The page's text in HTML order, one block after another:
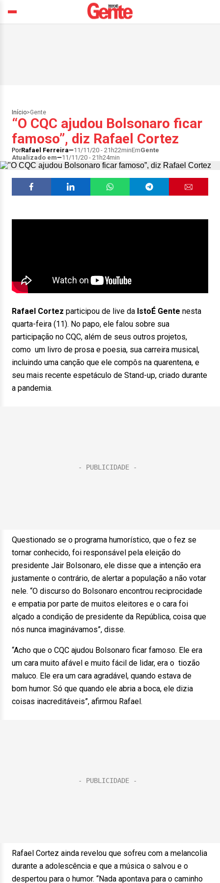
Início>Gente
“O CQC ajudou Bolsonaro ficar
famoso”, diz Rafael Cortez
PorRafael Ferreira 11/11/20 - 21h22minEmGente
Atualizado em
11/11/20 - 21h24min
Rafael Cortez participou de live da IstoÉ Gente nesta
quarta-feira (11). No papo, ele falou sobre sua
participação no CQC, além de seus outros projetos,
como um livro de prosa e poesia, sua carreira musical,
incluindo uma canção que ele compôs na quarentena, e
seu mais recente espetáculo de Stand-up, criado durante
a pandemia.
Questionado se o programa humorístico, que o fez se
tornar conhecido, foi responsável pela eleição do
presidente Jair Bolsonaro, ele disse que a intenção era
justamente o contrário, de alertar a população a não votar
nele. “O discurso do Bolsonaro encontrou reciprocidade
e empatia por parte de muitos eleitores e o cara foi
alçado a condição de presidente da República, coisa que
nós nunca imaginávamos”, disse.
“Acho que o CQC ajudou Bolsonaro ficar famoso. Ele era
um cara muito afável e muito fácil de lidar, era o tiozão
maluco. Ele era um cara agradável, quando estava de
bom humor. Só que quando ele abria a boca, ele dizia
coisas inacreditáveis”, afirmou Rafael.
Rafael Cortez ainda revelou que sofreu com a melancolia
durante a adolescência e que a música o salvou e o
despertou para o humor. “Nada apontava para o caminho